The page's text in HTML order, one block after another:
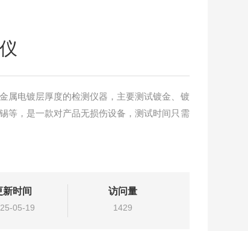
属电镀层厚度的检测仪器，主要测试镀金、镀
等，是一款对产品无损伤设备，测试时间只需
新时间
05-19
访问量
1429